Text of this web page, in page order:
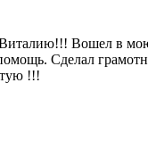
Вошел в
Сделал
!!!